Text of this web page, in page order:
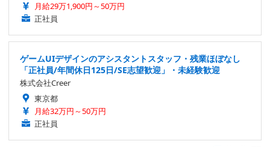
月給29万1,900円～50万円
正社員
ゲームUIデザインのアシスタントスタッフ・残業ほぼなし
「正社員/年間休日125日/SE志望歓迎」・未経験歓迎
株式会社Creer
東京都
月給32万円～50万円
正社員